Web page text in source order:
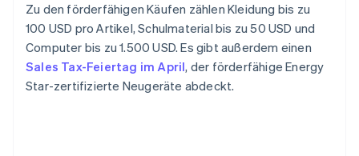
Zu den förderfähigen Käufen zählen Kleidung bis zu
100 USD pro Artikel, Schulmaterial bis zu 50 USD und
Computer bis zu 1.500 USD. Es gibt außerdem einen
Sales Tax-Feiertag im April, der förderfähige Energy
Star-zertifizierte Neugeräte abdeckt.